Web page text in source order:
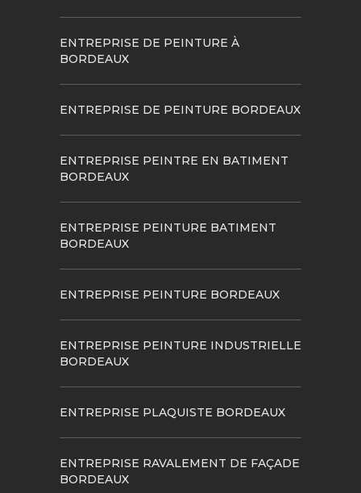
ENTREPRISE DE PEINTURE À
BORDEAUX
ENTREPRISE DE PEINTURE BORDEAUX
ENTREPRISE PEINTRE EN BATIMENT
BORDEAUX
ENTREPRISE PEINTURE BATIMENT
BORDEAUX
ENTREPRISE PEINTURE BORDEAUX
ENTREPRISE PEINTURE INDUSTRIELLE
BORDEAUX
ENTREPRISE PLAQUISTE BORDEAUX
ENTREPRISE RAVALEMENT DE FAÇADE
BORDEAUX